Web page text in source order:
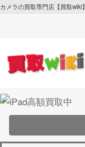
カメラの買取専門店【買取wiki